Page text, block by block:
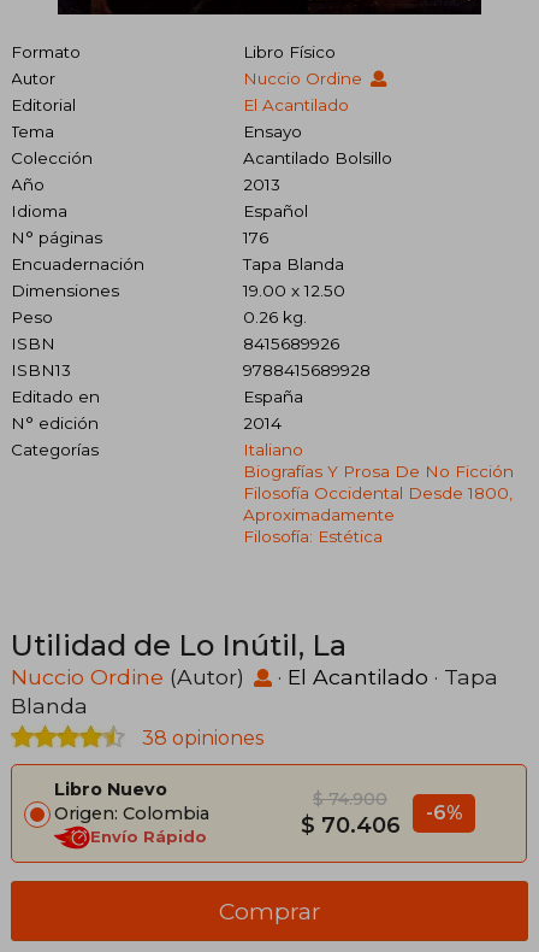
Formato
Libro Físico
Autor
Nuccio Ordine
Editorial
El Acantilado
Tema
Ensayo
Colección
Acantilado Bolsillo
Año
2013
Idioma
Español
N° páginas
176
Encuadernación
Tapa Blanda
Dimensiones
19.00 x 12.50
Peso
0.26 kg.
ISBN
8415689926
ISBN13
9788415689928
Editado en
España
N° edición
2014
Categorías
Italiano
Biografías Y Prosa De No Ficción
Filosofía Occidental Desde 1800,
Aproximadamente
Filosofía: Estética
Utilidad de Lo Inútil, La
Nuccio Ordine (Autor) · El Acantilado · Tapa
Blanda
38 opiniones
Libro Nuevo
Origen: Colombia
Envío Rápido
$ 74.900
$ 70.406 -6%
Comprar